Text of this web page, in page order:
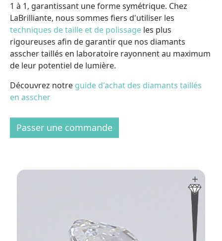
1 à 1, garantissant une forme symétrique. Chez
LaBrilliante, nous sommes fiers d'utiliser les
techniques de taille et de polissage les plus
rigoureuses afin de garantir que nos diamants
asscher taillés en laboratoire rayonnent au maximum
de leur potentiel de lumière.
Découvrez notre guide d'achat des diamants taillés
en asscher
Passer une commande